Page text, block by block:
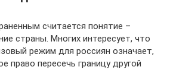
считается понятие –
страны. Многих интересует, что
режим для россиян означает,
право пересечь границу другой